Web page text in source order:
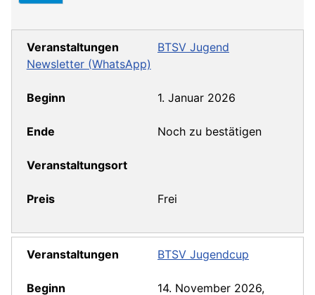
BTSV Jugend
Newsletter (WhatsApp)
1. Januar 2026
Noch zu bestätigen
Frei
BTSV Jugendcup
14. November 2026,